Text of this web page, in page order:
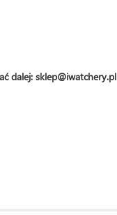
dalej: sklep@iwatchery.pl